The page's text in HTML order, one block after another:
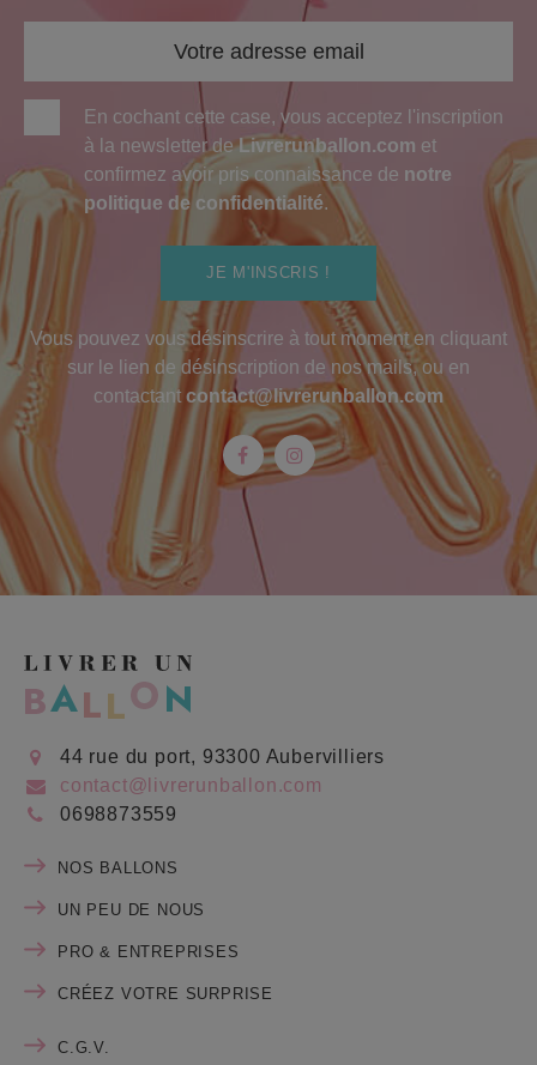
En cochant cette case, vous acceptez l'inscription
à la newsletter deLivrerunballon.com et
confirmez avoir pris connaissance de notre
politique de confidentialité.
JE M'INSCRIS !
Vous pouvez vous désinscrire à tout moment en cliquant
sur le lien de désinscription de nos mails, ou en
contactant contact@livrerunballon.com
FacebookInstagram
44 rue du port, 93300 Aubervilliers
contact@livrerunballon.com
0698873559
NOS BALLONS
UN PEU DE NOUS
PRO & ENTREPRISES
CRÉEZ VOTRE SURPRISE
C.G.V.